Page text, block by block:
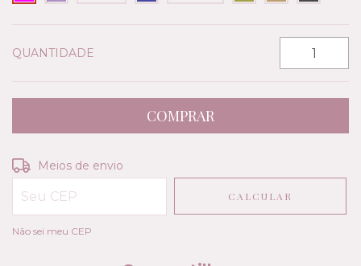
QUANTIDADE
Entregas para o CEP:
Meios de envio
CALCULAR
Não sei meu CEP